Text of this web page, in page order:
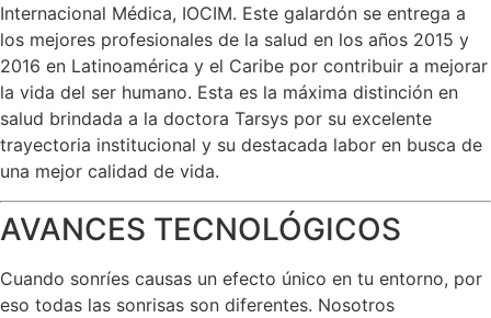
Internacional Médica, IOCIM. Este galardón se entrega a
los mejores profesionales de la salud en los años 2015 y
2016 en Latinoamérica y el Caribe por contribuir a mejorar
la vida del ser humano. Esta es la máxima distinción en
salud brindada a la doctora Tarsys por su excelente
trayectoria institucional y su destacada labor en busca de
una mejor calidad de vida.
AVANCES TECNOLÓGICOS
Cuando sonríes causas un efecto único en tu entorno, por
eso todas las sonrisas son diferentes. Nosotros